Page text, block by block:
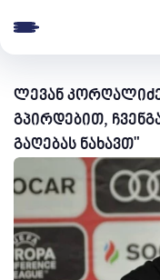
ლევან
გპირდებით,
გაღებას ნახავთ"